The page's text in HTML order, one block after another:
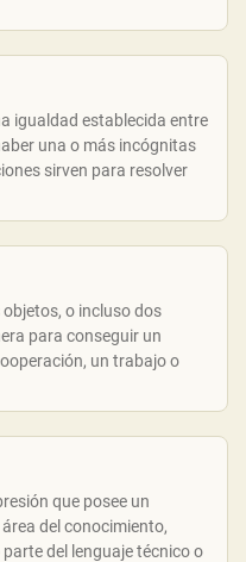
igualdad establecida entre
una o más incógnitas
sirven para resolver
o incluso dos
para conseguir un
un trabajo o
que posee un
del conocimiento,
del lenguaje técnico o